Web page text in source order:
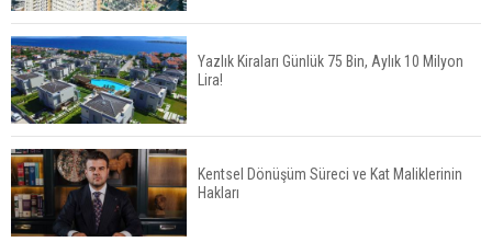
Tercih Döneminde Barınma Telaşı Başladı
Aileden Miras Kalan Ev Nasıl Satılır?
Yazlık Kiraları Günlük 75 Bin, Aylık 10 Milyon
Lira!
Kentsel Dönüşüm Süreci ve Kat Maliklerinin
Hakları